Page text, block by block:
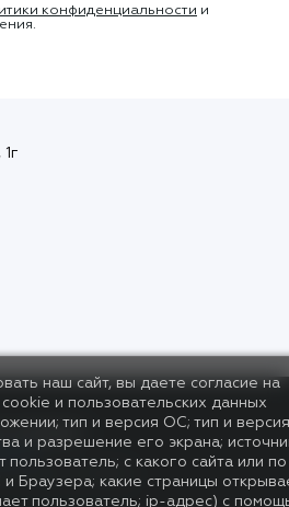
конфиденциальности и
полива»
СОЦ. СЕТЯХ
наш сайт, вы даете согласие на
и пользовательских данных
тип и версия ОС; тип и версия
и разрешение его экрана;
пользователь; с какого сайта или по
Браузера; какие страницы
пользователь; ip-адрес) с